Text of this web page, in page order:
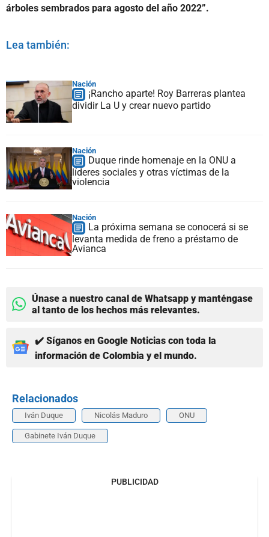
árboles sembrados para agosto del año 2022”.
Lea también:
Nación
¡Rancho aparte! Roy Barreras plantea
dividir La U y crear nuevo partido
Nación
Duque rinde homenaje en la ONU a
líderes sociales y otras víctimas de la
violencia
Nación
La próxima semana se conocerá si se
levanta medida de freno a préstamo de
Avianca
Únase a nuestro canal de Whatsapp y manténgase
al tanto de los hechos más relevantes.
✔️ Síganos en Google Noticias con toda la
información de Colombia y el mundo.
Relacionados
Iván Duque Nicolás Maduro ONU
Gabinete Iván Duque
PUBLICIDAD